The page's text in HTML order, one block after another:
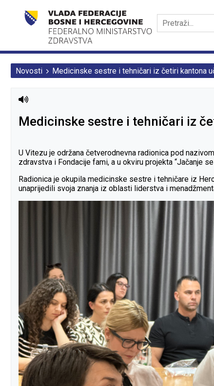
Novosti Medicinske sestre i tehničari iz četiri kantona
Medicinske sestre i tehničari iz
U Vitezu je održana četverodnevna radionica pod
zdravstva i Fondacije fami, a u okviru projekta “Jačanje
Radionica je okupila medicinske sestre i tehničare iz
unaprijedili svoja znanja iz oblasti liderstva i